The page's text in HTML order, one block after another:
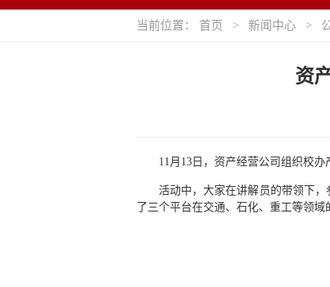
当前位置： 首页 > 新闻中心 >
资
11月13日，资产经营公司组织校
活动中，大家在讲解员的带领下
了三个平台在交通、石化、重工等领域